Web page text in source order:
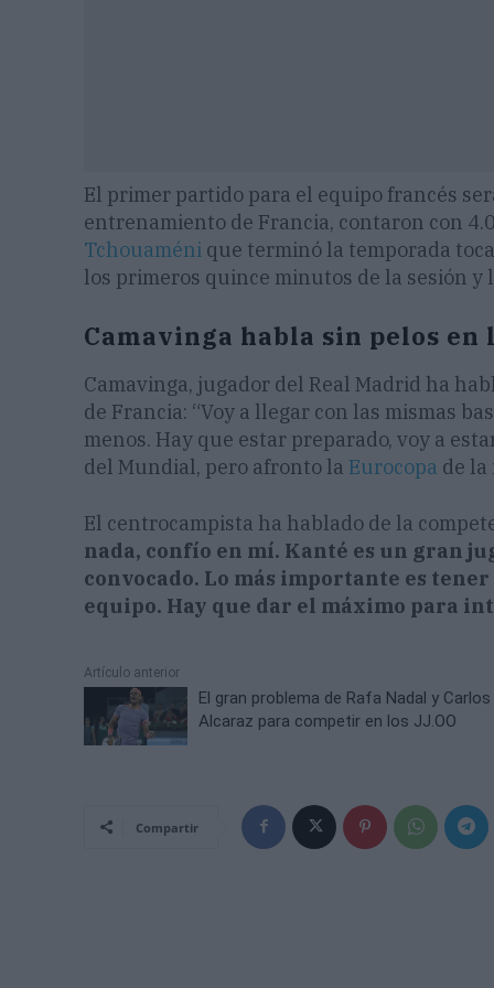
El primer partido para el equipo francés
entrenamiento de Francia, contaron con
Tchouaméni que terminó la temporada
los primeros quince minutos de la sesión y
Camavinga habla sin pelos en
Camavinga, jugador del Real Madrid ha
de Francia: “Voy a llegar con las mismas
menos. Hay que estar preparado, voy a
del Mundial, pero afronto la Eurocopa de la
El centrocampista ha hablado de la
nada, confío en mí. Kanté es un gran
convocado. Lo más importante es
equipo. Hay que dar el máximo para
Artículo anterior
El gran problema de Rafa Nadal y Carlos
Alcaraz para competir en los JJ.OO
Compartir